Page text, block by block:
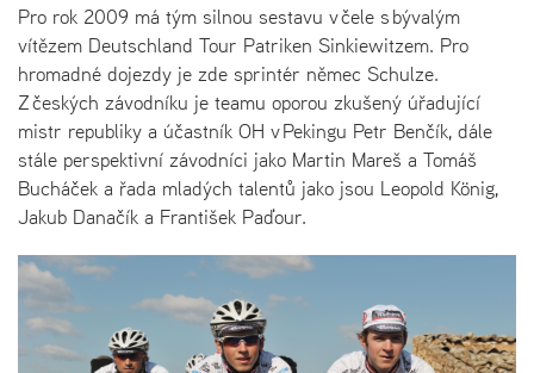
Pro rok 2009 má tým silnou sestavu v čele s bývalým
vítězem Deutschland Tour Patriken Sinkiewitzem. Pro
hromadné dojezdy je zde sprintér němec Schulze.
Z českých závodníku je teamu oporou zkušený úřadující
mistr republiky a účastník OH v Pekingu Petr Benčík, dále
stále perspektivní závodníci jako Martin Mareš a Tomáš
Bucháček a řada mladých talentů jako jsou Leopold König,
Jakub Danačík a František Paďour.